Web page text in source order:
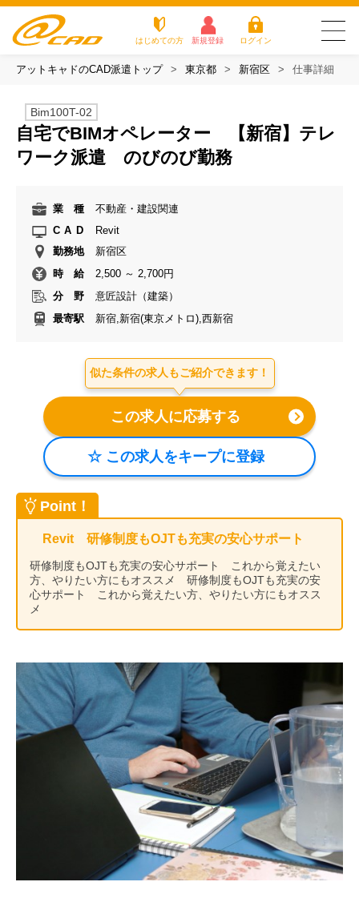
はじめての方 新規登録 ログイン
アットキャドが選ばれる3つの理由
お仕事を探す
お役立ちコラム
よくある質問
お電話でのお問い合わせ
東 京 0120-630-660 大 阪 0120-057-727
名古屋 0120-960-379
電話受付：平日 9:15～19:00
ばれる3つの理由
アットキャドのCAD派遣トップ 東京都 新宿区 仕事詳細
Bim100T-02
自宅でBIMオペレーター 【新宿】テレ
ワーク派遣 のびのび勤務
業 種
不動産・建設関連
CAD
Revit
勤務地
新宿区
時 給
2,500 ～ 2,700円
分 野
意匠設計（建築）
最寄駅
新宿,新宿(東京メトロ),西新宿
似た条件の求人もご紹介できます！
Point！
Revit 研修制度もOJTも充実の安心サポート
研修制度もOJTも充実の安心サポート これから覚えたい
方、やりたい方にもオススメ 研修制度もOJTも充実の安
心サポート これから覚えたい方、やりたい方にもオスス
メ